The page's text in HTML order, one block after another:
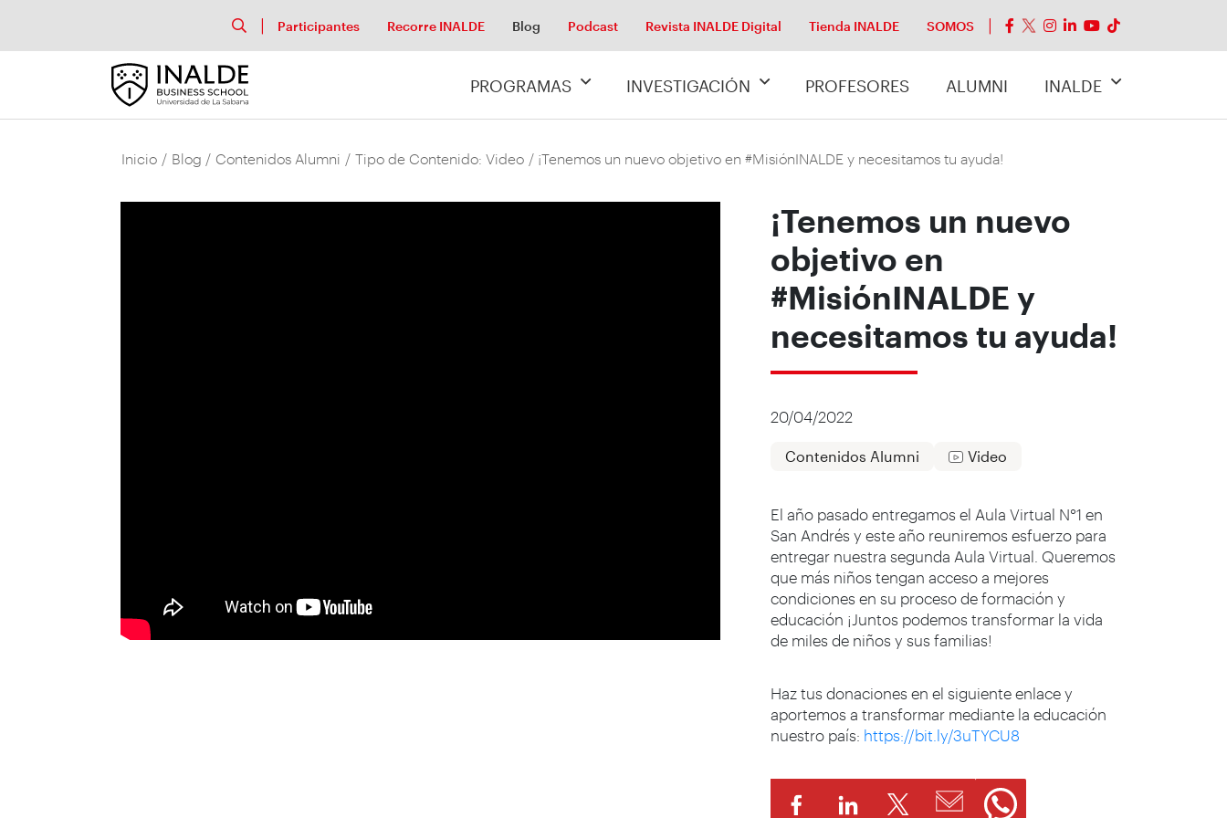
Participantes Recorre INALDE Blog Podcast Revista INALDE Digital Tienda INALDE SOMOS
PROGRAMAS INVESTIGACIÓN PROFESORES ALUMNI INALDE
Inicio / Blog / Contenidos Alumni / Tipo de Contenido: Video / ¡Tenemos un nuevo objetivo en #MisiónINALDE y necesitamos tu ayuda!
¡Tenemos un nuevo
objetivo en
#MisiónINALDE y
necesitamos tu ayuda!
20/04/2022
Contenidos Alumni Video
El año pasado entregamos el Aula Virtual N°1 en
San Andrés y este año reuniremos esfuerzo para
entregar nuestra segunda Aula Virtual. Queremos
que más niños tengan acceso a mejores
condiciones en su proceso de formación y
educación ¡Juntos podemos transformar la vida
de miles de niños y sus familias!
Haz tus donaciones en el siguiente enlace y
aportemos a transformar mediante la educación
nuestro país: https://bit.ly/3uTYCU8